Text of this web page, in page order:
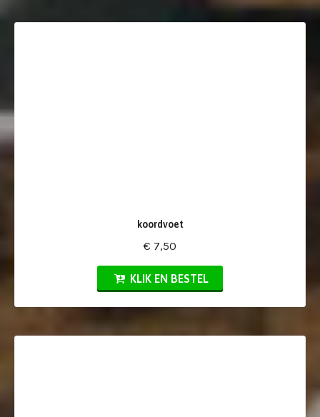
koordvoet
€ 7,50
KLIK EN BESTEL